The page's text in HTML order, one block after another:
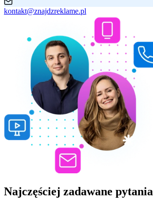
kontakt@znajdzreklame.pl
Najczęściej zadawane pytania